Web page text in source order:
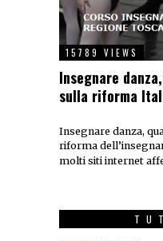
15789 VIEWS
Insegnare
sulla riforma
Insegnare danza,
riforma
molti siti internet